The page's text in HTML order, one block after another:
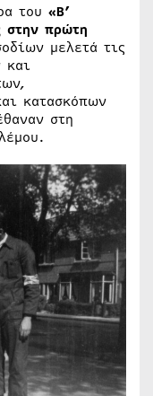
του «Β’
στην πρώτη
μελετά τις
και
κατασκόπων
στη